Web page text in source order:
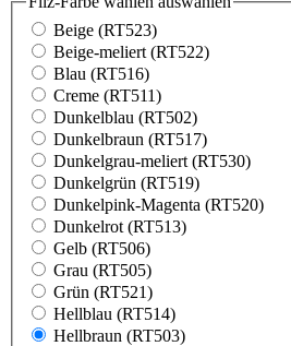
Beige (RT523)
Beige-meliert (RT522)
Blau (RT516)
Creme (RT511)
Dunkelblau (RT502)
Dunkelbraun (RT517)
Dunkelgrau-meliert (RT530)
Dunkelgrün (RT519)
Dunkelpink-Magenta (RT520)
Dunkelrot (RT513)
Gelb (RT506)
Grau (RT505)
Grün (RT521)
Hellblau (RT514)
Hellbraun (RT503)